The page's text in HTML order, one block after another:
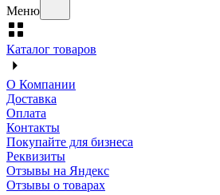
Меню
Каталог товаров
О Компании
Доставка
Оплата
Контакты
Покупайте для бизнеса
Реквизиты
Отзывы на Яндекс
Отзывы о товарах